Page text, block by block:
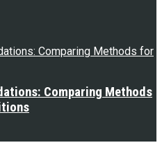
Comparing Methods